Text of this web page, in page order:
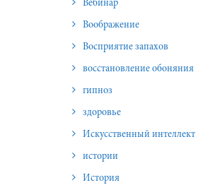
Вебинар
Воображение
Восприятие запахов
восстановление обоняния
гипноз
здоровье
Искусственный интеллект
истории
История